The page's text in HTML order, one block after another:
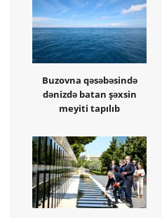
Buzovna qəsəbəsində
dənizdə batan şəxsin
meyiti tapılıb